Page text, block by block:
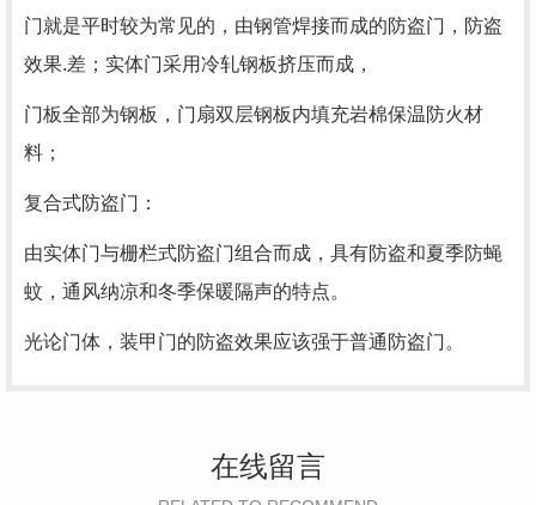
门就是平时较为常见的，由钢管焊接而成的防盗门，防盗
效果.差；实体门采用冷轧钢板挤压而成，
门板全部为钢板，门扇双层钢板内填充岩棉保温防火材
料；
复合式防盗门：
由实体门与栅栏式防盗门组合而成，具有防盗和夏季防蝇
蚊，通风纳凉和冬季保暖隔声的特点。
光论门体，装甲门的防盗效果应该强于普通防盗门。
在线留言